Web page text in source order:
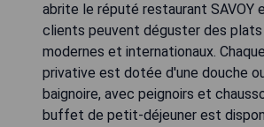
abrite le réputé restaurant SAVOY
clients peuvent déguster des
modernes et internationaux.
privative est dotée d'une douche
baignoire, avec peignoirs et
buffet de petit-déjeuner est